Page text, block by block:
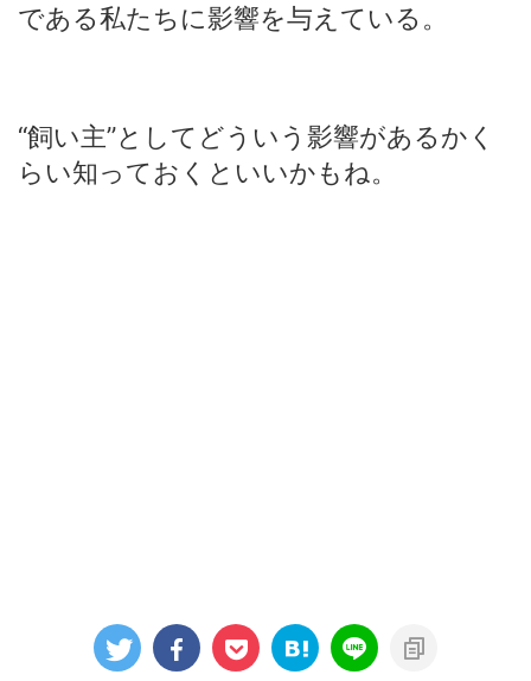
である私たちに影響を与えている。
“飼い主”としてどういう影響があるかく
らい知っておくといいかもね。